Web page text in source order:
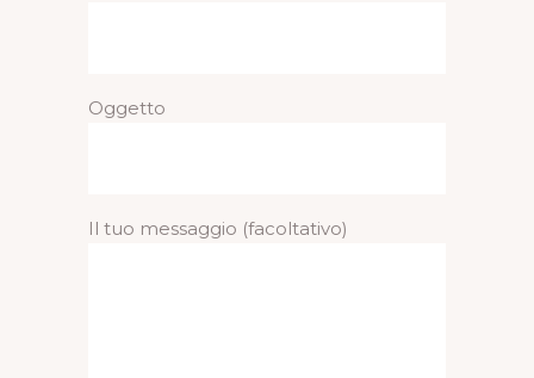
Oggetto
Il tuo messaggio (facoltativo)